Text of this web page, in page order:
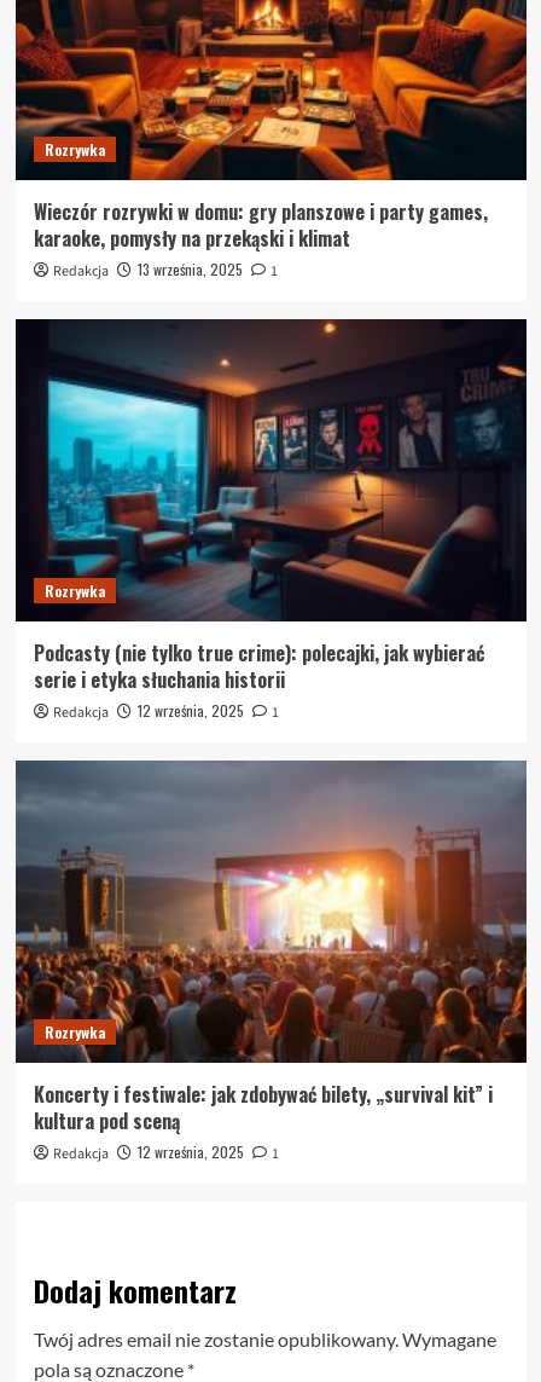
Rozrywka
Wieczór rozrywki w domu: gry planszowe i party games,
karaoke, pomysły na przekąski i klimat
Redakcja 13 września, 2025 1
Rozrywka
Podcasty (nie tylko true crime): polecajki, jak wybierać
serie i etyka słuchania historii
Redakcja 12 września, 2025 1
Rozrywka
Koncerty i festiwale: jak zdobywać bilety, „survival kit” i
kultura pod sceną
Redakcja 12 września, 2025 1
Dodaj komentarz
Twój adres email nie zostanie opublikowany.Wymagane
pola są oznaczone *